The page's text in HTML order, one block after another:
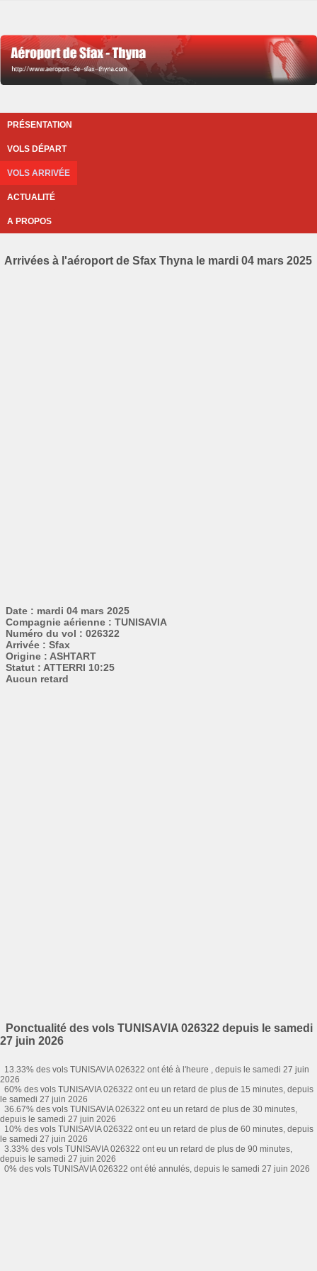
PRÉSENTATION
VOLS DÉPART
VOLS ARRIVÉE
ACTUALITÉ
A PROPOS
Arrivées à l'aéroport de Sfax Thyna le mardi 04 mars 2025
Date : mardi 04 mars 2025
Compagnie aérienne : TUNISAVIA
Numéro du vol : 026322
Arrivée : Sfax
Origine : ASHTART
Statut : ATTERRI 10:25
Aucun retard
Ponctualité des vols TUNISAVIA 026322 depuis le samedi
27 juin 2026
13.33% des vols TUNISAVIA 026322 ont été à l'heure , depuis le samedi 27 juin
2026
60% des vols TUNISAVIA 026322 ont eu un retard de plus de 15 minutes, depuis
le samedi 27 juin 2026
36.67% des vols TUNISAVIA 026322 ont eu un retard de plus de 30 minutes,
depuis le samedi 27 juin 2026
10% des vols TUNISAVIA 026322 ont eu un retard de plus de 60 minutes, depuis
le samedi 27 juin 2026
3.33% des vols TUNISAVIA 026322 ont eu un retard de plus de 90 minutes,
depuis le samedi 27 juin 2026
0% des vols TUNISAVIA 026322 ont été annulés, depuis le samedi 27 juin 2026